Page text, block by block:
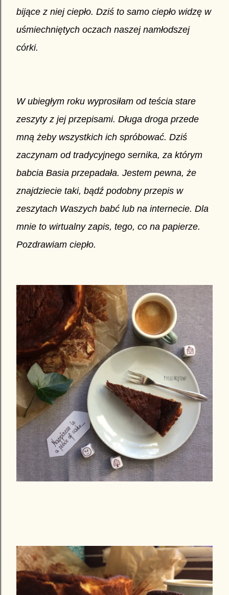
bijące z niej ciepło. Dziś to samo ciepło widzę w
uśmiechniętych oczach naszej namłodszej
córki.
W ubiegłym roku wyprosiłam od teścia stare
zeszyty z jej przepisami. Długa droga przede
mną żeby wszystkich ich spróbować. Dziś
zaczynam od tradycyjnego sernika, za którym
babcia Basia przepadała. Jestem pewna, że
znajdziecie taki, bądź podobny przepis w
zeszytach Waszych babć lub na internecie. Dla
mnie to wirtualny zapis, tego, co na papierze.
Pozdrawiam ciepło.